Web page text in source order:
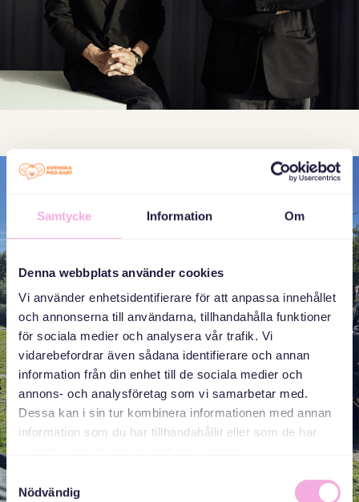
Samtycke Information Om
Denna webbplats använder cookies
Vi använder enhetsidentifierare för att anpassa innehållet
och annonserna till användarna, tillhandahålla funktioner
för sociala medier och analysera vår trafik. Vi
vidarebefordrar även sådana identifierare och annan
information från din enhet till de sociala medier och
annons- och analysföretag som vi samarbetar med.
Dessa kan i sin tur kombinera informationen med annan
information som du har tillhandahållit eller som de har
Samtyckesval
Nödvändig